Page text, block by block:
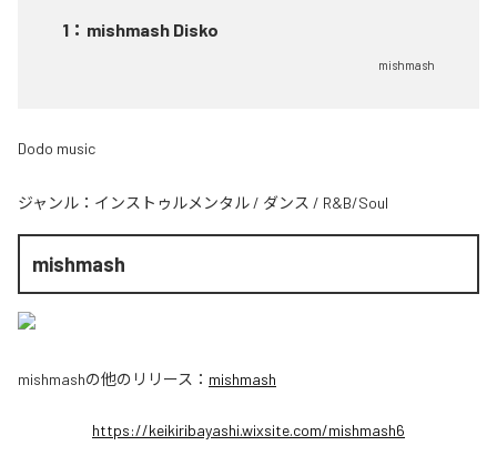
1 ： mishmash Disko
mishmash
Dodo music
ジャンル： インストゥルメンタル / ダンス / R&B/Soul
mishmash
mishmashの他のリリース： mishmash
https://keikiribayashi.wixsite.com/mishmash6